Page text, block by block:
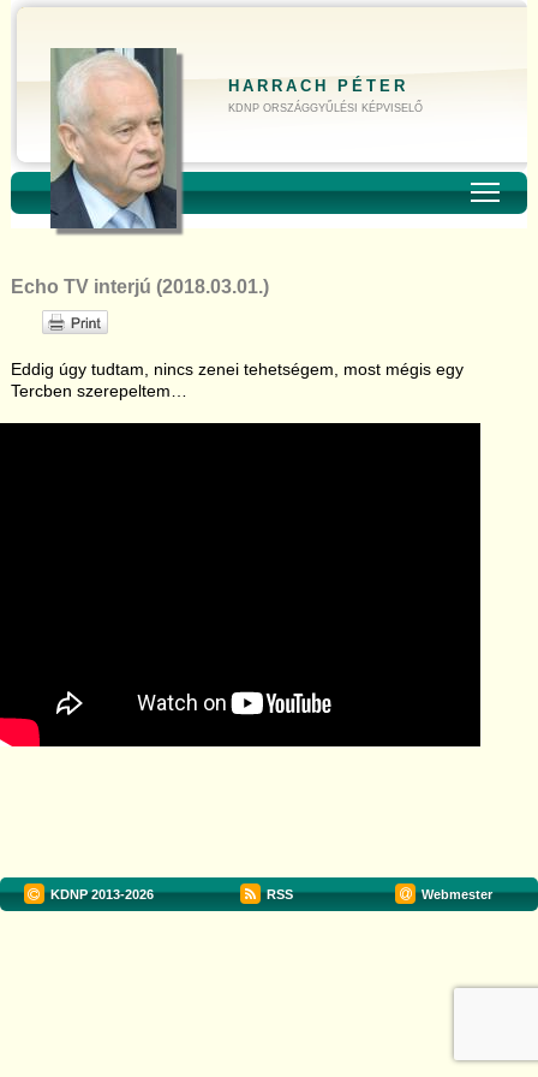
HARRACH PÉTER
KDNP ORSZÁGGYŰLÉSI KÉPVISELŐ
Echo TV interjú (2018.03.01.)
Eddig úgy tudtam, nincs zenei tehetségem, most mégis egy
Tercben szerepeltem…
KDNP2013-2026 RSS Webmester